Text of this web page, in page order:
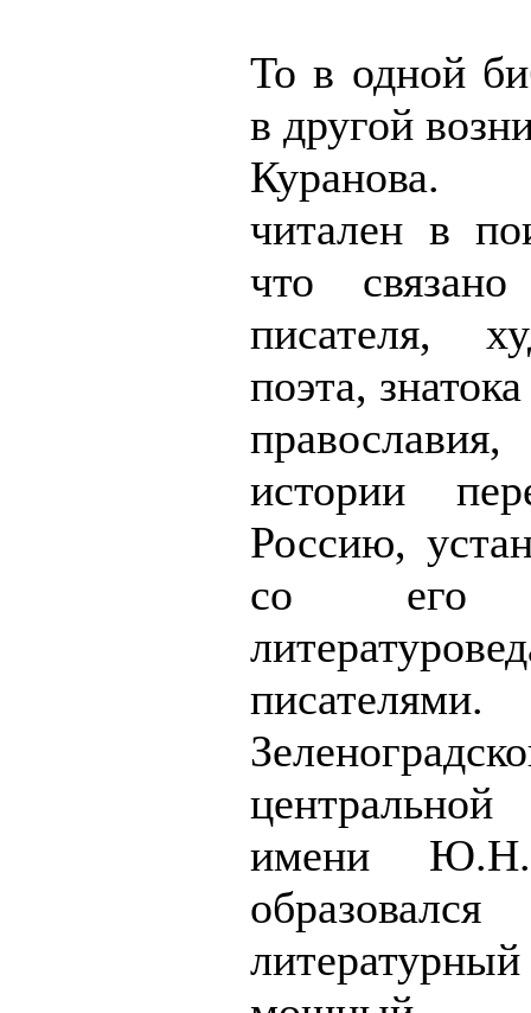
То в одной
в другой
Куранова.
читален в
что
писателя,
поэта,
истории
Россию,
со его
центральной
имени Ю.Н.